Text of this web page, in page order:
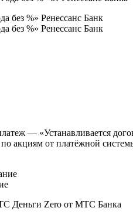
без %» Ренессанс Банк
без %» Ренессанс Банк
— «Устанавливается
акциям от платёжной